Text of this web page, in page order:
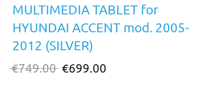
MULTIMEDIA TABLET for
HYUNDAI ACCENT mod. 2005-
2012 (SILVER)
€749.00 Original
€699.00